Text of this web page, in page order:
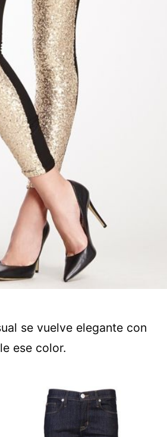
se vuelve elegante con
ese color.